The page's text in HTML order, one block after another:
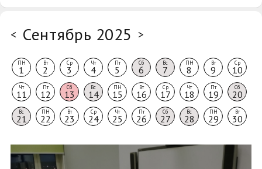
< Сентябрь 2025 >
ПН
1
Вт
2
Ср
3
Чт
4
Пт
5
Сб
6
Вс
7
ПН
8
Вт
9
Ср
10
Чт
11
Пт
12
Сб
13
Вс
14
ПН
15
Вт
16
Ср
17
Чт
18
Пт
19
Сб
20
Вс
21
ПН
22
Вт
23
Ср
24
Чт
25
Пт
26
Сб
27
Вс
28
ПН
29
Вт
30